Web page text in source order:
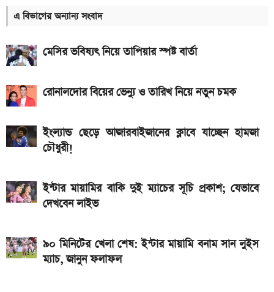
আজকের সকল দেশের টাকার রেট: ০৭ আগস্ট ২০২৬
এসএসসি ও সমমানের ফল কবে জানাল শিক্ষা বোর্ড
৭০৫০mAh ব্যাটারি ও ১২০Hz কার্ভড ডিসপ্লেতে ভিভো S2
আজকের স্বর্ণের বাজারদর: ০৭ আগস্ট ২০২৬
সরকারি চাকরিজীবীরা
আজ ৪ ঘণ্টা বিদ্যুৎ থাকবে না যেসব এলাকায়, আগেই জেনে নিন
এ বিভাগের অন্যান্য সংবাদ
মেসির ভবিষ্যৎ নিয়ে তাপিয়ার স্পষ্ট বার্তা
রোনালদোর বিয়ের ভেন্যু ও তারিখ নিয়ে নতুন চমক
ইংল্যান্ড ছেড়ে আজারবাইজানের ক্লাবে যাচ্ছেন হামজা
চৌধুরী!
ইন্টার মায়ামির বাকি দুই ম্যাচের সূচি প্রকাশ; যেভাবে
দেখবেন লাইভ
৯০ মিনিটের খেলা শেষ: ইন্টার মায়ামি বনাম সান লুইস
ম্যাচ, জানুন ফলাফল